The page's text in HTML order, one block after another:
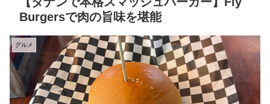
Burgersで肉の旨味を堪能
グルメ